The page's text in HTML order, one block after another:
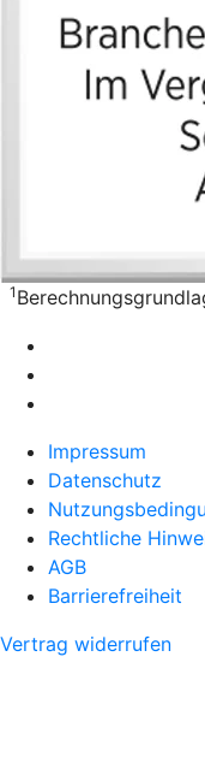
1
Impressum
Datenschutz
Rechtliche
AGB
Barrierefreiheit
Vertrag widerrufen